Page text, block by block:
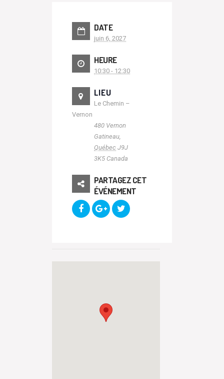
DATE
juin 6, 2027
HEURE
10:30 - 12:30
LIEU
Le Chemin –
Vernon
480 Vernon
Gatineau,
Québec J9J
3K5 Canada
PARTAGEZ CET
ÉVÉNEMENT